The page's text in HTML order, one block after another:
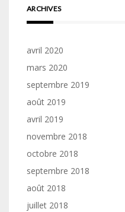
ARCHIVES
avril 2020
mars 2020
septembre 2019
août 2019
avril 2019
novembre 2018
octobre 2018
septembre 2018
août 2018
juillet 2018